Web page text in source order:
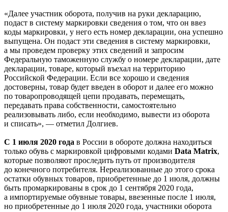
«Далее участник оборота, получив на руки декларацию,
подаст в систему маркировки сведения о том, что он ввез
коды маркировки, у него есть номер декларации, она успешно
выпущена. Он подаст эти сведения в систему маркировки,
а мы проведем проверку этих сведений и запросим
Федеральную таможенную службу о номере декларации, дате
декларации, товаре, который въехал на территорию
Российской Федерации. Если все хорошо и сведения
достоверны, товар будет введен в оборот и далее его можно
по товаропроводящей цепи продавать, перемещать,
передавать права собственности, самостоятельно
реализовывать либо, если необходимо, вывести из оборота
и списать», — отметил Долгиев.
С 1 июля 2020 года в России в обороте должна находиться
только обувь с маркировкой цифровыми кодами Data Matrix,
которые позволяют проследить путь от производителя
до конечного потребителя. Нереализованные до этого срока
остатки обувных товаров, приобретенные до 1 июля, должны
быть промаркированы в срок до 1 сентября 2020 года,
а импортируемые обувные товары, ввезенные после 1 июля,
но приобретенные до 1 июля 2020 года, участники оборота